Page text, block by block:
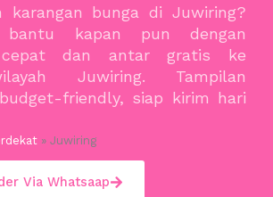
karangan bunga di Juwiring?
kapan pun dengan
cepat dan antar gratis ke
Juwiring. Tampilan
friendly, siap kirim hari
» Juwiring
Via Whatsaap